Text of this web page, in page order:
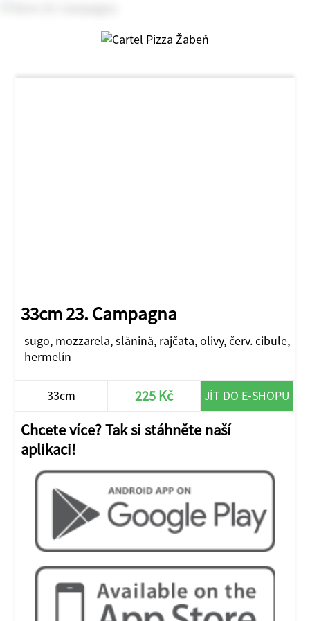
33cm 23. Campagna
sugo, mozzarela, slănină, rajčata, olivy, červ. cibule,
hermelín
33cm 225 Kč JÍT DO E-SHOPU
Chcete více? Tak si stáhněte naší
aplikaci!